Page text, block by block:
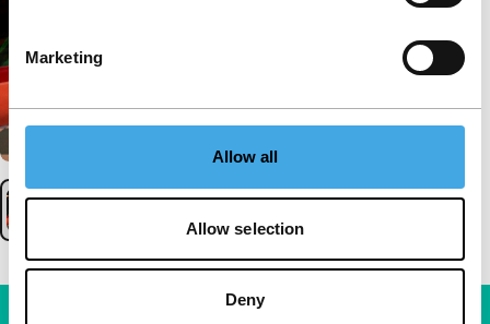
Marketing
Allow all
Allow selection
Deny